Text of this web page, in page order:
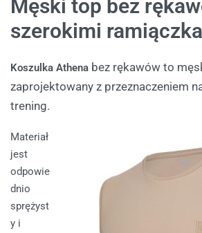
Męski top bez
szerokimi
Koszulka Athena bez rękawów to
zaprojektowany z przeznaczeniem
trening.
Materiał
jest
odpowie
dnio
sprężyst
y i